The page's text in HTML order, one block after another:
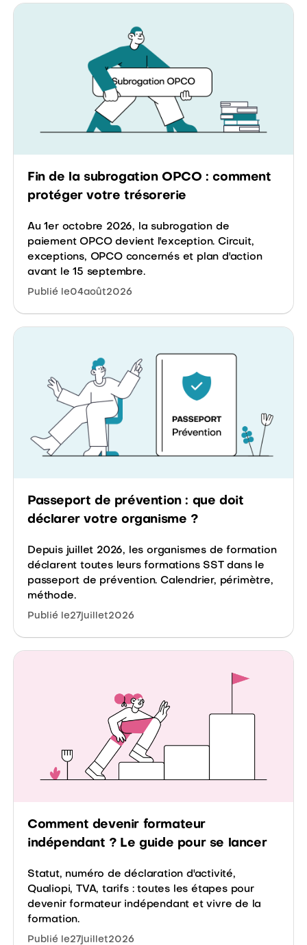
Fin de la subrogation OPCO : comment
protéger votre trésorerie
Au 1er octobre 2026, la subrogation de
paiement OPCO devient l'exception. Circuit,
exceptions, OPCO concernés et plan d'action
avant le 15 septembre.
Publié le04août2026
Passeport de prévention : que doit
déclarer votre organisme ?
Depuis juillet 2026, les organismes de formation
déclarent toutes leurs formations SST dans le
passeport de prévention. Calendrier, périmètre,
méthode.
Publié le27juillet2026
Comment devenir formateur
indépendant ? Le guide pour se lancer
Statut, numéro de déclaration d'activité,
Qualiopi, TVA, tarifs : toutes les étapes pour
devenir formateur indépendant et vivre de la
formation.
Publié le27juillet2026